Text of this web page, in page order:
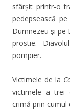
sfârșit printr-o
pedepsească
Dumnezeu și pe
prostie.
pompier.
Victimele de la
victimele a trei
crimă prin cumul